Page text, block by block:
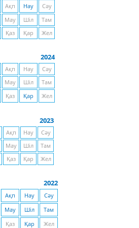
Ақп Нау
Сәу
Мау Шіл
Там
Қаз Қар Жел
2024
Ақп Нау
Сәу
Мау Шіл
Там
Қаз Қар Жел
2023
Ақп Нау
Сәу
Мау Шіл
Там
Қаз Қар Жел
2022
Ақп Нау
Сәу
Мау Шіл
Там
Қаз Қар Жел